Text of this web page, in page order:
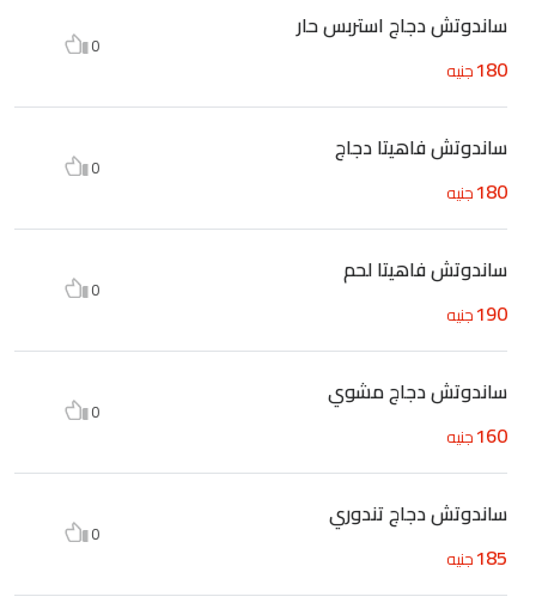
ساندوتش دجاج استربس حار
180جنيه
0
ساندوتش فاهيتا دجاج
180جنيه
0
ساندوتش فاهيتا لحم
190جنيه
0
ساندوتش دجاج مشوي
160جنيه
0
ساندوتش دجاج تندوري
185جنيه
0